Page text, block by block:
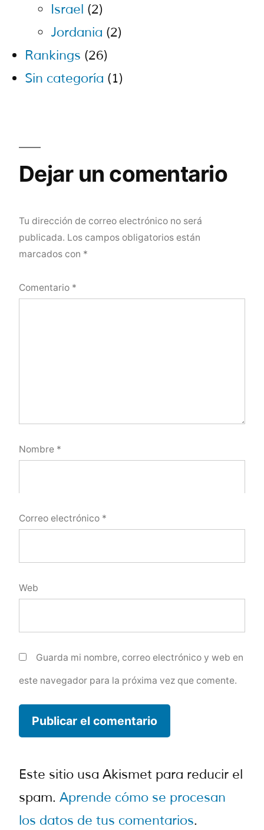
Israel (2)
Jordania (2)
Rankings (26)
Sin categoría (1)
Dejar un comentario
Tu dirección de correo electrónico no será
publicada. Los campos obligatorios están
marcados con *
Comentario *
Nombre *
Correo electrónico *
Web
Guarda mi nombre, correo electrónico y web en
este navegador para la próxima vez que comente.
Este sitio usa Akismet para reducir el
spam. Aprende cómo se procesan
los datos de tus comentarios.